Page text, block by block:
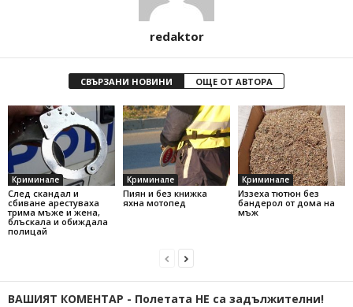
redaktor
СВЪРЗАНИ НОВИНИ ОЩЕ ОТ АВТОРА
Криминале
След скандал и
сбиване арестуваха
трима мъже и жена,
блъскала и обиждала
полицай
Криминале
Пиян и без книжка
яхна мотопед
Криминале
Иззеха тютюн без
бандерол от дома на
мъж
ВАШИЯТ КОМЕНТАР - Полетата НЕ са задължителни!